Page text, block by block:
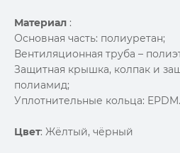
Материал :
Основная часть: полиуретан;
Вентиляционная труба –
Защитная крышка, колпак и
полиамид;
Уплотнительные кольца: EPDM.
Цвет: Жёлтый, чёрный